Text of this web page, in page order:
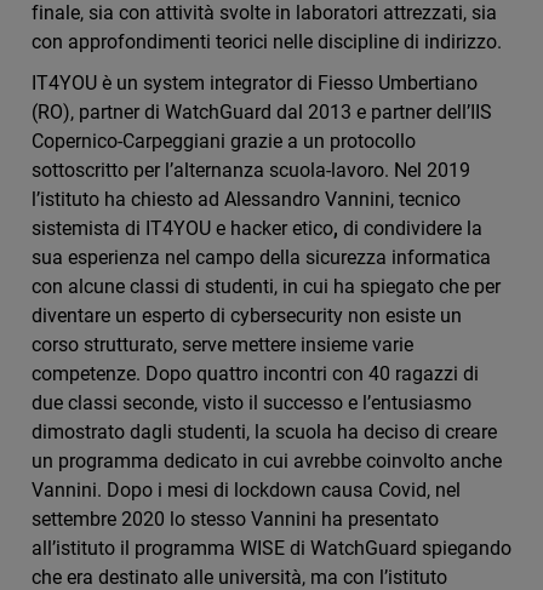
finale, sia con attività svolte in laboratori attrezzati, sia
con approfondimenti teorici nelle discipline di indirizzo.
IT4YOU è un system integrator di Fiesso Umbertiano
(RO), partner di WatchGuard dal 2013 e partner dell’IIS
Copernico-Carpeggiani grazie a un protocollo
sottoscritto per l’alternanza scuola-lavoro. Nel 2019
l’istituto ha chiesto ad Alessandro Vannini, tecnico
sistemista di IT4YOU e hacker etico, di condividere la
sua esperienza nel campo della sicurezza informatica
con alcune classi di studenti, in cui ha spiegato che per
diventare un esperto di cybersecurity non esiste un
corso strutturato, serve mettere insieme varie
competenze. Dopo quattro incontri con 40 ragazzi di
due classi seconde, visto il successo e l’entusiasmo
dimostrato dagli studenti, la scuola ha deciso di creare
un programma dedicato in cui avrebbe coinvolto anche
Vannini. Dopo i mesi di lockdown causa Covid, nel
settembre 2020 lo stesso Vannini ha presentato
all’istituto il programma WISE di WatchGuard spiegando
che era destinato alle università, ma con l’istituto